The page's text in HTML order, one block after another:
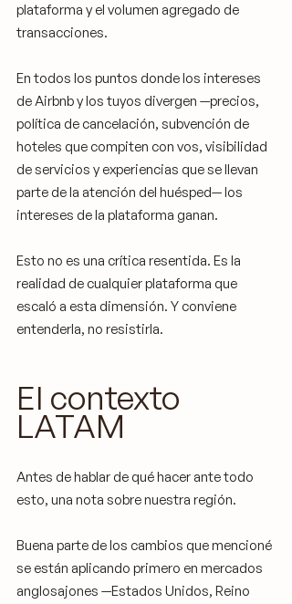
plataforma y el volumen agregado de
transacciones.
En todos los puntos donde los intereses
de Airbnb y los tuyos divergen —precios,
política de cancelación, subvención de
hoteles que compiten con vos, visibilidad
de servicios y experiencias que se llevan
parte de la atención del huésped— los
intereses de la plataforma ganan.
Esto no es una crítica resentida. Es la
realidad de cualquier plataforma que
escaló a esta dimensión. Y conviene
entenderla, no resistirla.
El contexto
LATAM
Antes de hablar de qué hacer ante todo
esto, una nota sobre nuestra región.
Buena parte de los cambios que mencioné
se están aplicando primero en mercados
anglosajones —Estados Unidos, Reino